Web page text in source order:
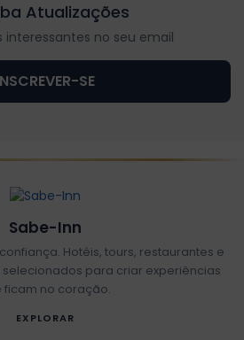
Atualizações
interessantes no seu email
SE
Sabe-Inn
Hotéis, tours, restaurantes e
para criar experiências
ficam no coração.
EXPLORAR